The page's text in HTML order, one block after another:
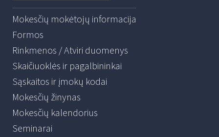
Mokesčių mokėtojų informacija
Formos
Rinkmenos / Atviri duomenys
Skaičiuoklės ir pagalbininkai
Sąskaitos ir įmokų kodai
Mokesčių žinynas
Mokesčių kalendorius
Seminarai